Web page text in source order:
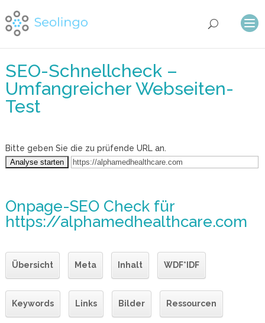
SEO-Schnellcheck –
Umfangreicher Webseiten-
Test
Bitte geben Sie die zu prüfende URL an.
Onpage-SEO Checkfür
https://alphamedhealthcare.com
Übersicht Meta Inhalt WDF*IDF
Keywords Links Bilder Ressourcen